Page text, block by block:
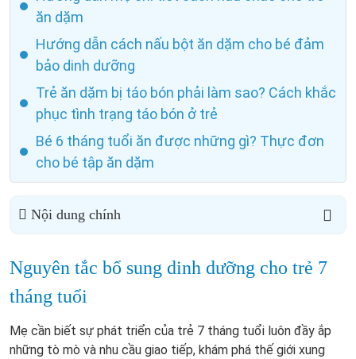
ăn dặm
Hướng dẫn cách nấu bột ăn dặm cho bé đảm
bảo dinh dưỡng
Trẻ ăn dặm bị táo bón phải làm sao? Cách khắc
phục tình trạng táo bón ở trẻ
Bé 6 tháng tuổi ăn được những gì? Thực đơn
cho bé tập ăn dặm
Nội dung chính
Nguyên tắc bổ sung dinh dưỡng cho trẻ 7
tháng tuổi
Mẹ cần biết sự phát triển của trẻ 7 tháng tuổi luôn đầy ắp
những tò mò và nhu cầu giao tiếp, khám phá thế giới xung